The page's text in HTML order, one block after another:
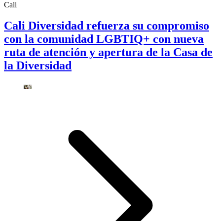
Cali
Cali Diversidad refuerza su compromiso
con la comunidad LGBTIQ+ con nueva
ruta de atención y apertura de la Casa de
la Diversidad